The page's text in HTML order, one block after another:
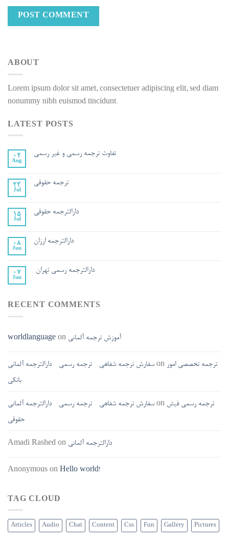
ABOUT
Lorem ipsum dolor sit amet, consectetuer adipiscing elit, sed diam
nonummy nibh euismod tincidunt.
LATEST POSTS
02
Aug
تفاوت ترجمه رسمي و غير رسمي
23
Jul
ترجمه حقوقی
15
Jul
دارالترجمه حقوقی
08
Jun
دارالترجمه ارزان
07
Jun
دارالترجمه رسمی تهران
RECENT COMMENTS
worldlanguage on آموزش ترجمه آلمانی
سفارش ترجمه شفاهی - ترجمه رسمی - دارالترجمه آلمانی on ترجمه تخصصی امور
بانکی
سفارش ترجمه شفاهی - ترجمه رسمی - دارالترجمه آلمانی on ترجمه رسمی فیش
حقوقی
Amadi Rashed on دارالترجمه آلمانی
Anonymous on Hello world!
TAG CLOUD
Articles Audio Chat Content Css Fun Gallery Pictures